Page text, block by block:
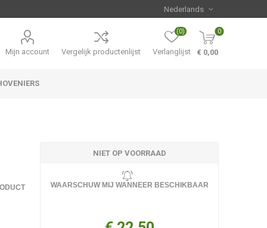
Mijn account Vergelijk productenlijst Verlanglijst
(0) 0
€ 0,00
NIET OP VOORRAAD
WAARSCHUW MIJ WANNEER BESCHIKBAAR